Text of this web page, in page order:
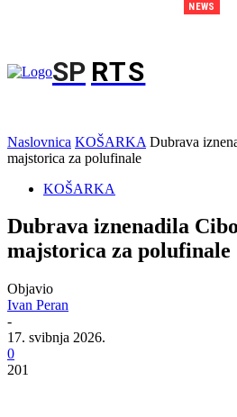
NEWS
SP RTS
Naslovnica KOŠARKA Dubrava
majstorica za polufinale
KOŠARKA
Dubrava iznenadila
majstorica za polufinale
Objavio
Ivan Peran
-
17. svibnja 2026.
0
201